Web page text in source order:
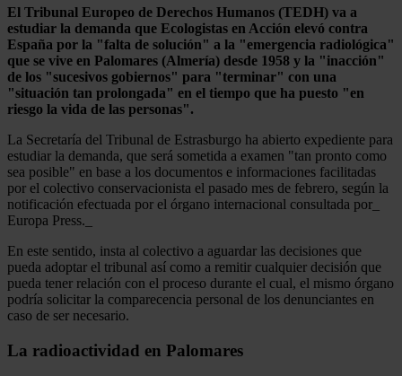
El Tribunal Europeo de Derechos Humanos (TEDH) va a
estudiar la demanda que Ecologistas en Acción elevó contra
España por la "falta de solución" a la "emergencia radiológica"
que se vive en Palomares (Almería) desde 1958 y la "inacción"
de los "sucesivos gobiernos" para "terminar" con una
"situación tan prolongada" en el tiempo que ha puesto "en
riesgo la vida de las personas".
La Secretaría del Tribunal de Estrasburgo ha abierto expediente para
estudiar la demanda, que será sometida a examen "tan pronto como
sea posible" en base a los documentos e informaciones facilitadas
por el colectivo conservacionista el pasado mes de febrero, según la
notificación efectuada por el órgano internacional consultada por_
Europa Press._
En este sentido, insta al colectivo a aguardar las decisiones que
pueda adoptar el tribunal así como a remitir cualquier decisión que
pueda tener relación con el proceso durante el cual, el mismo órgano
podría solicitar la comparecencia personal de los denunciantes en
caso de ser necesario.
La radioactividad en Palomares